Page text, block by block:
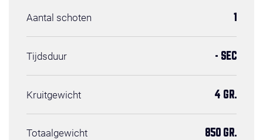
Aantal schoten 1
Tijdsduur - SEC
Kruitgewicht 4 GR.
Totaalgewicht 850 GR.